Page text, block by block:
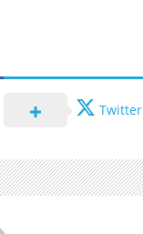
Twitter